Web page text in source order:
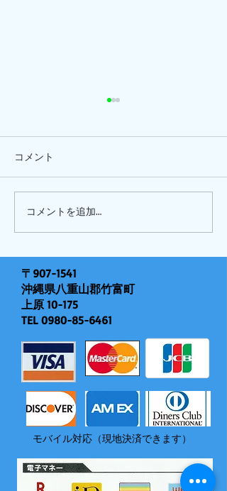
ピナイ半日+釣りツアー
コメント
コメントを追加…
〒907-1541
沖縄県八重山郡竹富町
上原 10-175
TEL 0980-85-6461
モバイル対応（現地決済できます）